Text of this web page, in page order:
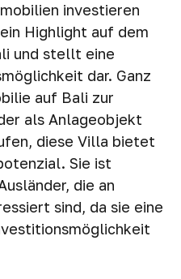
investieren
Highlight auf dem
und stellt eine
dar. Ganz
auf Bali zur
als Anlageobjekt
diese Villa bietet
Sie ist
die an
sind, da sie eine